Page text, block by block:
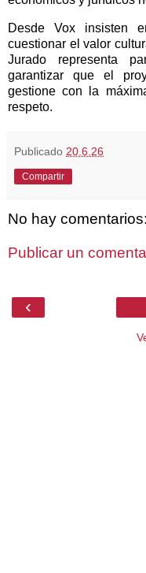
Desde Vox insisten
cuestionar el valor
Jurado representa
garantizar que el
gestione con la
respeto.
Publicado 20.6.26
Compartir
No hay comentarios:
Publicar un
‹